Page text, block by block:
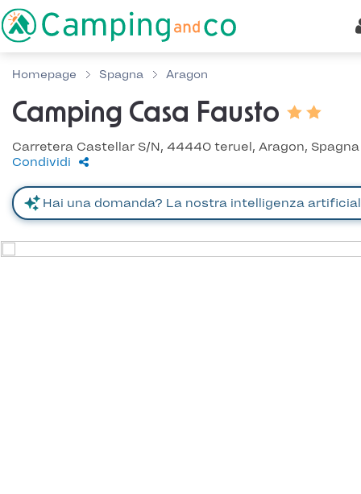
Homepage Spagna Aragon
Camping Casa Fausto
Carretera Castellar S/N, 44440 teruel, Aragon, Spagna
Condividi